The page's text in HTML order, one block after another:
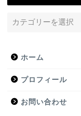
ホーム
プロフィール
お問い合わせ